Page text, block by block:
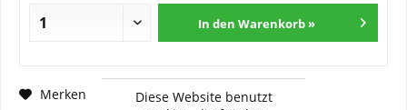
In den Warenkorb »
Merken Fragen zum Artikel?
Diese Website benutzt